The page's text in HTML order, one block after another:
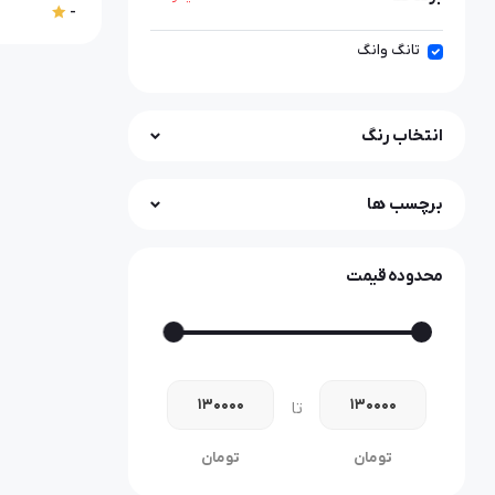
تانگ وانگ
انتخاب رنگ
برچسب ها
محدوده قیمت
تومان
تا
تومان
-